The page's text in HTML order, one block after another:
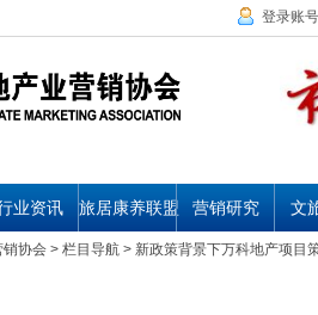
业资讯 旅居康养联盟 营销研究 文
登录账号
销协会 > 栏目导航 > 新政策背景下万科地产项目